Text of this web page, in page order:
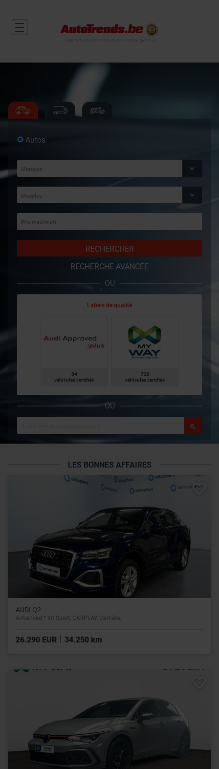
Autos
RECHERCHER
RECHERCHE AVANCÉE
OU
Labels de qualité
84
véhicules certifiés
720
véhicules certifiés
OU
LES BONNES AFFAIRES
AUDI Q2
Advanced * Int Sport, CARPLAY, Caméra,
26.290 EUR 34.250 km